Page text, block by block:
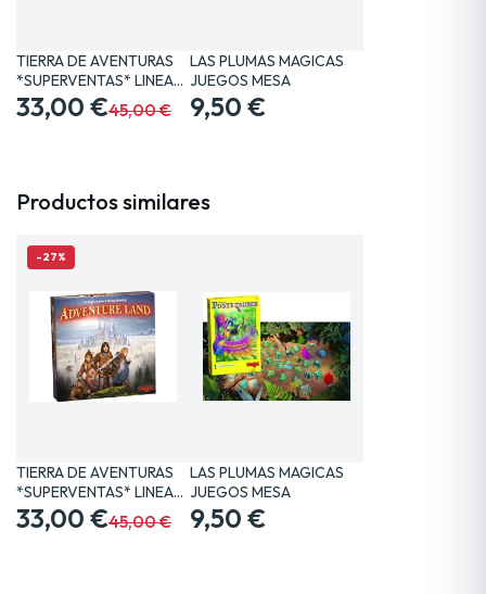
TIERRA DE AVENTURAS
*SUPERVENTAS* LINEA…
33,00 €45,00 €
LAS PLUMAS MAGICAS
JUEGOS MESA
9,50 €
Productos similares
-27%
TIERRA DE AVENTURAS
*SUPERVENTAS* LINEA…
33,00 €45,00 €
LAS PLUMAS MAGICAS
JUEGOS MESA
9,50 €